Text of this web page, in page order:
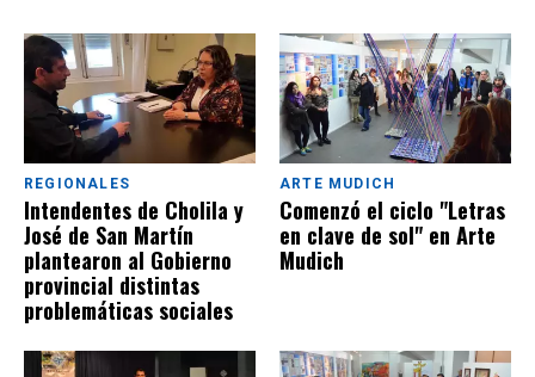
REGIONALES
Intendentes de Cholila y
José de San Martín
plantearon al Gobierno
provincial distintas
problemáticas sociales
ARTE MUDICH
Comenzó el ciclo "Letras
en clave de sol" en Arte
Mudich